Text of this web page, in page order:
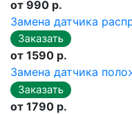
от 990 р.
Замена датчика
от 1590 р.
Замена датчика
от 1790 р.